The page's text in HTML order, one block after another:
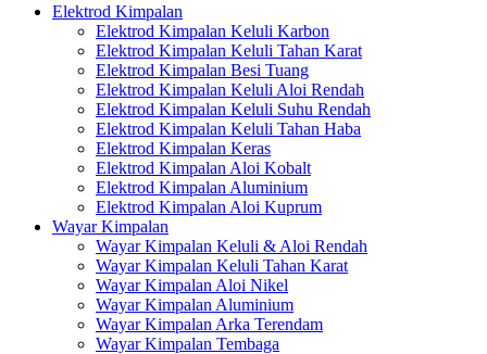
Elektrod Kimpalan
Elektrod Kimpalan Keluli Karbon
Elektrod Kimpalan Keluli Tahan Karat
Elektrod Kimpalan Besi Tuang
Elektrod Kimpalan Keluli Aloi Rendah
Elektrod Kimpalan Keluli Suhu Rendah
Elektrod Kimpalan Keluli Tahan Haba
Elektrod Kimpalan Keras
Elektrod Kimpalan Aloi Kobalt
Elektrod Kimpalan Aluminium
Elektrod Kimpalan Aloi Kuprum
Wayar Kimpalan
Wayar Kimpalan Keluli & Aloi Rendah
Wayar Kimpalan Keluli Tahan Karat
Wayar Kimpalan Aloi Nikel
Wayar Kimpalan Aluminium
Wayar Kimpalan Arka Terendam
Wayar Kimpalan Tembaga